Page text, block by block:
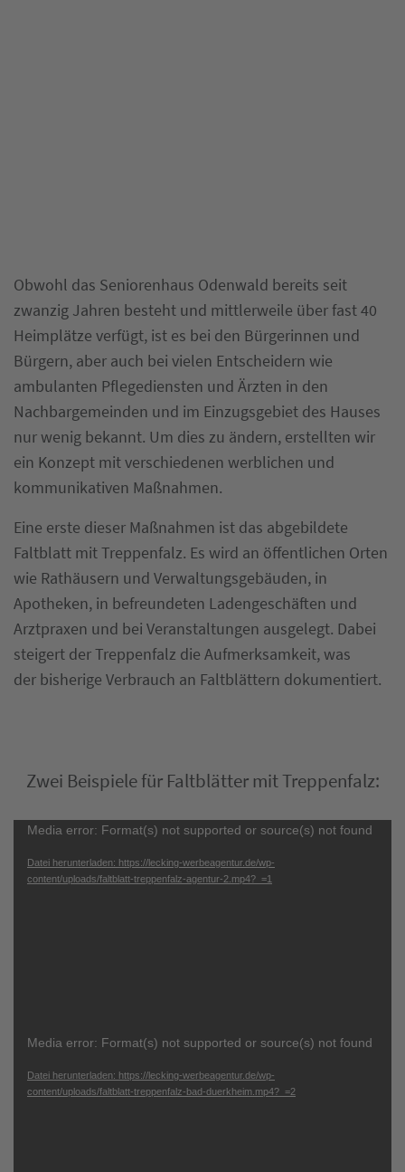
Obwohl das Seniorenhaus Odenwald bereits seit
zwanzig Jahren besteht und mittlerweile über fast 40
Heimplätze verfügt, ist es bei den Bürgerinnen und
Bürgern, aber auch bei vielen Entscheidern wie
ambulanten Pflegediensten und Ärzten in den
Nachbargemeinden und im Einzugsgebiet des Hauses
nur wenig bekannt. Um dies zu ändern, erstellten wir
ein Konzept mit verschiedenen werblichen und
kommunikativen Maßnahmen.
Eine erste dieser Maßnahmen ist das abgebildete
Faltblatt mit Treppenfalz. Es wird an öffentlichen Orten
wie Rathäusern und Verwaltungsgebäuden, in
Apotheken, in befreundeten Ladengeschäften und
Arztpraxen und bei Veranstaltungen ausgelegt. Dabei
steigert der Treppenfalz die Aufmerksamkeit, was
der bisherige Verbrauch an Faltblättern dokumentiert.
Zwei Beispiele für Faltblätter mit Treppenfalz:
Video-
Player
Media error: Format(s) not supported or source(s) not found
Datei herunterladen: https://lecking-werbeagentur.de/wp-
content/uploads/faltblatt-treppenfalz-agentur-2.mp4?_=1
Video-
Player
Media error: Format(s) not supported or source(s) not found
Datei herunterladen: https://lecking-werbeagentur.de/wp-
content/uploads/faltblatt-treppenfalz-bad-duerkheim.mp4?_=2